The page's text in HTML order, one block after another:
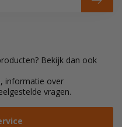
Bekijk dan ook
informatie over
vragen.